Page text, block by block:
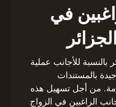
في
بالنسبة للأجانب عملية
بالمستندات
من أجل تسهيل هذه
الراغبين في الزواج